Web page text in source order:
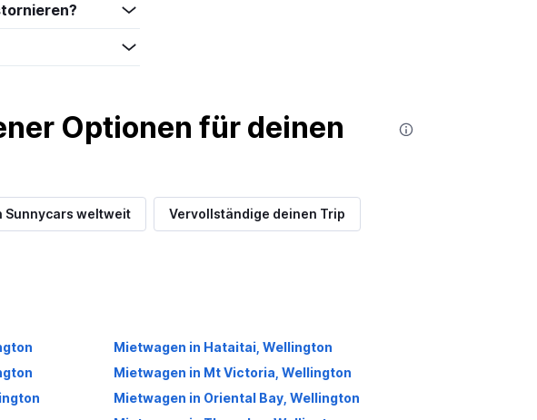
Optionen für deinen
Sunnycars weltweit Vervollständige deinen Trip
Mietwagen in Hataitai, Wellington
Mietwagen in Mt Victoria, Wellington
Mietwagen in Oriental Bay, Wellington